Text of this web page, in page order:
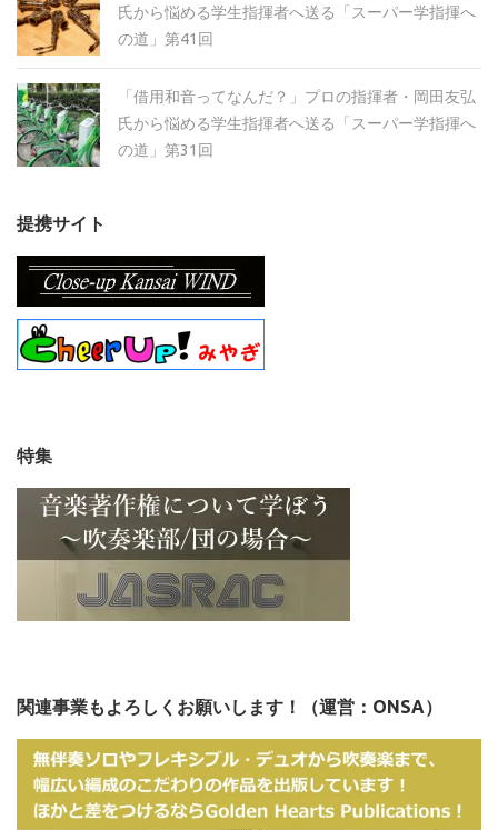
氏から悩める学生指揮者へ送る「スーパー学指揮へ
の道」第41回
「借用和音ってなんだ？」プロの指揮者・岡田友弘
氏から悩める学生指揮者へ送る「スーパー学指揮へ
の道」第31回
提携サイト
特集
関連事業もよろしくお願いします！（運営：ONSA）